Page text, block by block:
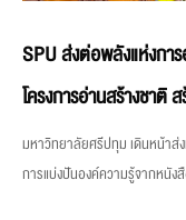
SPU ส่งต่อพลังแห่งกา
โครงการอ่านสร้างชาติ
มหาวิทยาลัยศรีปทุม เดินหน้าส่
การแบ่งปันองค์ความรู้จากหนัง